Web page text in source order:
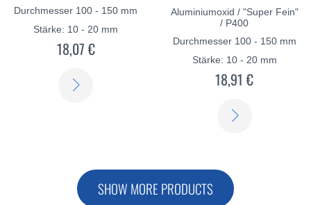
Durchmesser 100 - 150 mm
Stärke: 10 - 20 mm
18,07 €
Aluminiumoxid / "Super Fein"
/ P400
Durchmesser 100 - 150 mm
Stärke: 10 - 20 mm
18,91 €
SHOW MORE PRODUCTS